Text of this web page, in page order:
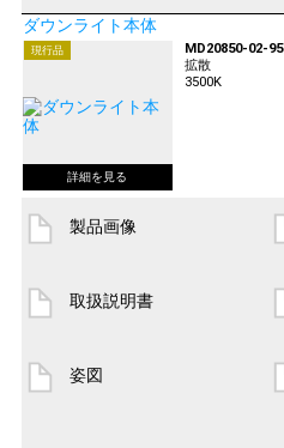
ダウンライト本体
現行品
MD20850-02-95
拡散
3500K
製品画像
取扱説明書
姿図